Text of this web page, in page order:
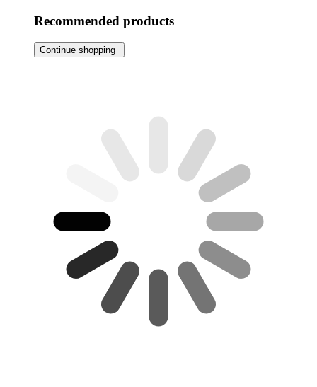
Recommended products
Continue shopping